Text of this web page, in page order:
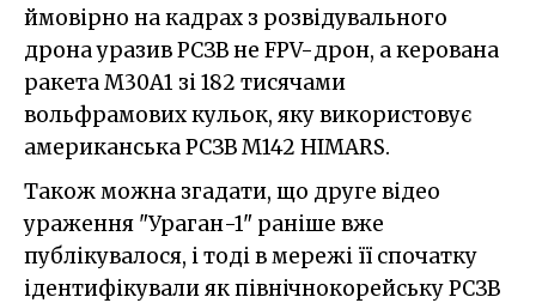
ймовірно на кадрах з розвідувального
дрона уразив РСЗВ не FPV-дрон, а керована
ракета M30A1 зі 182 тисячами
вольфрамових кульок, яку використовує
американська РСЗВ M142 HIMARS.
Також можна згадати, що друге відео
ураження "Ураган-1" раніше вже
публікувалося, і тоді в мережі її спочатку
ідентифікували як північнокорейську РСЗВ